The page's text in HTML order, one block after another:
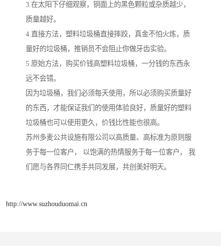
3.在太阳下仔细观察，铜面上的黑色颗粒或杂质越少，
质量越好。
4.直接方法，塑料垃圾桶直接摔跤，真金不怕火炼，质
量好的垃圾桶，推销员不会阻止你做牙齿实验。
5.原始方法，购买价钱高塑料垃圾桶，一分钱的东西永
远不会错。
因为垃圾桶，我们必须每天使用，所以必须购买质量好
的东西，才能保证我们的使用体验良好，质量好的塑料
垃圾桶也可以使用更久，价钱比性能也很高。
苏州多麦公共设施有限公司以高质量、高标准为原则服
务于每一位客户， 以饱满的热情服务于每一位客户， 我
们愿与各界同仁携手共同发展，共创美好明天。
http://www.suzhouduomai.cn